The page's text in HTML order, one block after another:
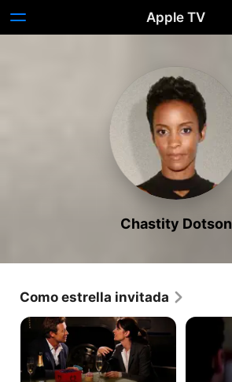
Apple TV
Chastity Dotson
Como estrella invitada